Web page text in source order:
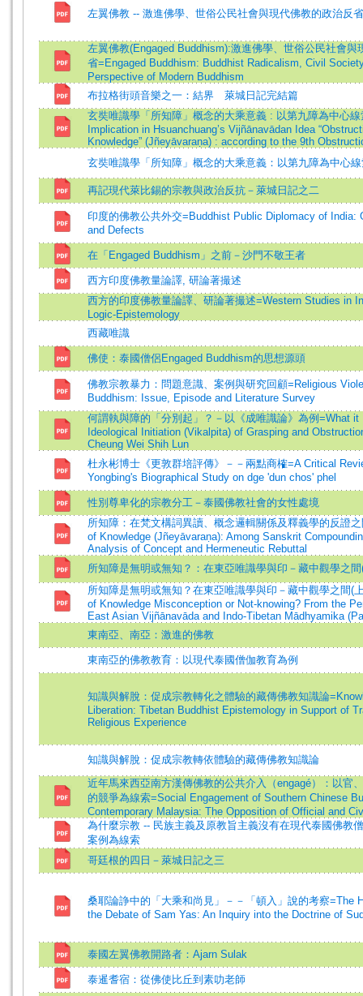
左翼佛教 -- 激進佛學、世俗公民社會與現代佛教的政治反省
左翼佛教(Engaged Buddhism):激進佛學、世俗公民社會與
省=Engaged Buddhism: Buddhist Radicalism, Civil
Perspective of Modern Buddhism
布拉格街頭音樂之一：結界 萊城日記完結篇
玄奘唯識學「所知障」概念的大乘意義 : 以第九障為中心
Implication in Hsuanchuang’s Vijñānavādan Idea
Knowledge” (Jñeyāvaraṇa) : according to the 9th
玄奘唯識學「所知障」概念的大乘意義：以第九障為中心
再記現代萊比錫的宗教與政治反抗－萊城日記之二
印度的佛教公共外交=Buddhist Public Diplomacy of India:
and Defects
在「Engaged Buddhism」之前－沙門不敬王者
西方印度佛教量論譯, 研論著撮述
西方的印度佛教量論譯、研論著撮述=Western Studies in
Logic-Epistemology
西藏唯識
佛使：泰國僧侶Engaged Buddhism的思想源頭
佛教宗教暴力：問題意識、案例與研究回顧=Religious
Buddhism: Issue, Episode and Literature Survey
何謂執與障的「分別起」？－以《成唯識論》為例=What it
Ideological Initiation (Vikalpita) of Grasping and
Cheung Wei Shih Lun
杜永彬博士《更敦群培評傳》－－兩點商榷=A Critical
Yongbing's Biographical Study on dge 'dun chos' phel
性別尊卑化的宗教分工－泰國佛教社會的女性處境
所知障：在梵文構詞異讀、概念邏輯關係及釋義學的反證
of Knowledge (Jñeyāvaraṇa): Among Sanskrit
Analysis of Concept and Hermeneutic Rebuttal
所知障是無明或無知？：在東亞唯識學與印－藏中觀學之間
所知障是無明或無知？在東亞唯識學與印－藏中觀學之間(
of Knowledge Misconception or Not-knowing? From the
East Asian Vijñānavāda and Indo-Tibetan Mādhyamika
東南亞、南亞：激進的佛教
東南亞的佛教教育：以現代泰國僧伽教育為例
知識與解脫：促成宗教轉化之體驗的藏傳佛教知識論
Liberation: Tibetan Buddhist Epistemology in Support of
Religious Experience
知識與解脫：促成宗教轉依體驗的藏傳佛教知識論
近年馬來西亞南方漢傳佛教的公共介入（engagé）：以官
的競爭為線索=Social Engagement of Southern Chinese
Contemporary Malaysia: The Opposition of Official and
為什麼宗教 -- 民族主義及原教旨主義沒有在現代泰國佛教
案例為線索
哥廷根的四日－萊城日記之三
桑耶論諍中的「大乘和尚見」－－「頓入」說的考察=The
the Debate of Sam Yas: An Inquiry into the Doctrine of
泰國左翼佛教開路者：Ajarn Sulak
泰暹耆宿：從佛使比丘到素叻老師